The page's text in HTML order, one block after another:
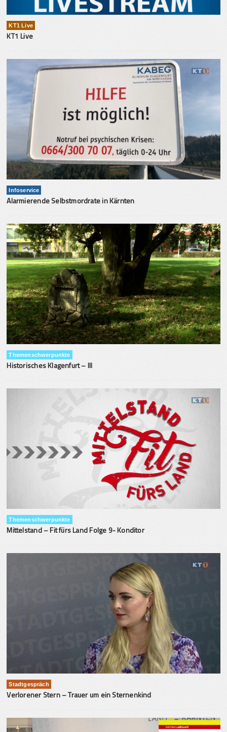
KT1 Live
KT1 Live
Infoservice
Alarmierende Selbstmordrate in Kärnten
Themenschwerpunkte
Historisches Klagenfurt – III
Themenschwerpunkte
Mittelstand – Fit fürs Land Folge 9- Konditor
Stadtgespräch
Verlorener Stern – Trauer um ein Sternenkind